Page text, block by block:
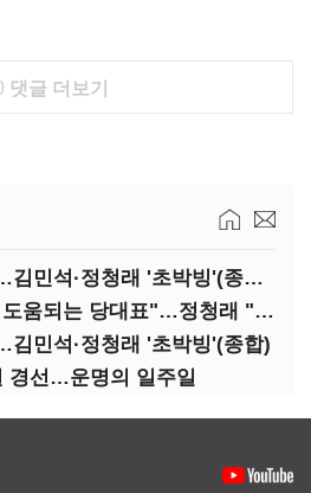
댓글 더보기
46.01% 대 44.53%…김민석·정청래 '초박빙'(종합 2보)
김민석 "TK 유세에 도움되는 당대표"…정청래 "벌써 대표된 양 당직 배분"
김민석·정청래 '초박빙'(종합)
경선…운명의 일주일